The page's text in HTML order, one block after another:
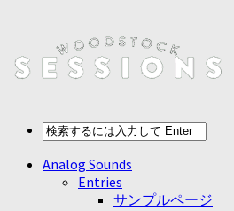
Analog Sounds
Entries
サンプルページ